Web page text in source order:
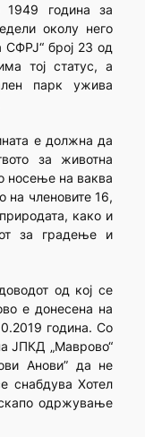
1949 година за
околу него
СФРЈ“ број 23 од
тој статус, а
парк ужива
е должна да
за животна
носење на ваква
на членовите 16,
како и
за градење и
од кој се
е донесена на
година. Со
ЈПКД „Маврово“
Анови” да не
снабдува Хотел
одржување